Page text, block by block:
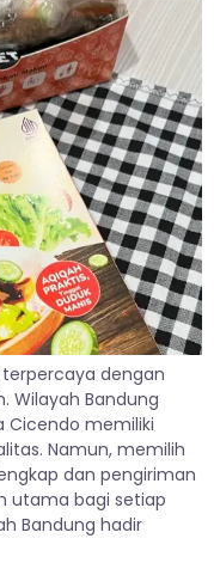
dengan
Wilayah Bandung
Cicendo memiliki
Namun, memilih
dan pengiriman
utama bagi setiap
Bandung hadir